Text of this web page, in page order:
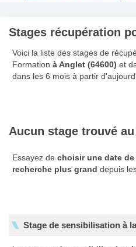
Stages récupération
Voici la liste des stages de
Formation à Anglet (64600) et
dans les 6 mois à partir
Aucun stage trouvé
Essayez de choisir une date
recherche plus grand depuis
Stage de sensibilisation à